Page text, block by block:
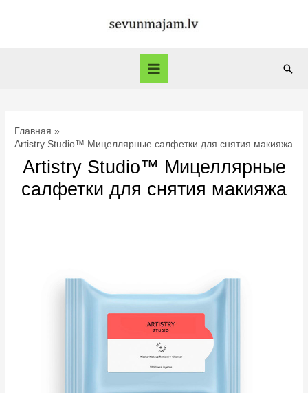
Main
Главная
Artistry Studio™ Мицеллярные салфетки для снятия макияжа
Artistry Studio™ Мицеллярные
салфетки для снятия макияжа